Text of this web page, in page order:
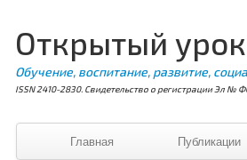
Открытый урок
Обучение, воспитание, развитие,
ISSN 2410-2830. Свидетельство о регистрации Эл №
Главная Публикации